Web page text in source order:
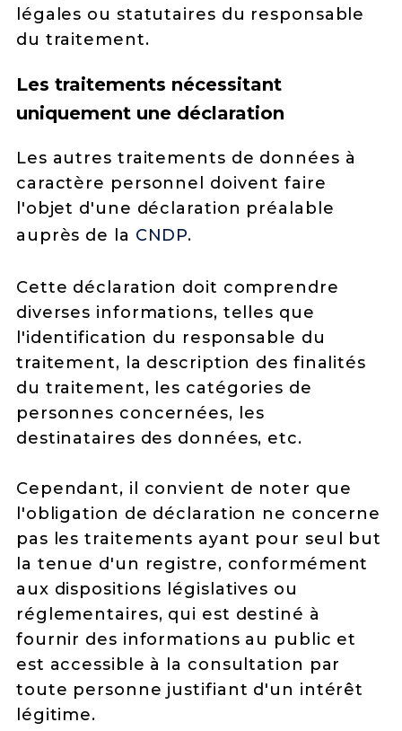
légales ou statutaires du responsable
du traitement.
Les traitements nécessitant
uniquement une déclaration
Les autres traitements de données à
caractère personnel doivent faire
l'objet d'une déclaration préalable
auprès de la CNDP.
Cette déclaration doit comprendre
diverses informations, telles que
l'identification du responsable du
traitement, la description des finalités
du traitement, les catégories de
personnes concernées, les
destinataires des données, etc.
Cependant, il convient de noter que
l'obligation de déclaration ne concerne
pas les traitements ayant pour seul but
la tenue d'un registre, conformément
aux dispositions législatives ou
réglementaires, qui est destiné à
fournir des informations au public et
est accessible à la consultation par
toute personne justifiant d'un intérêt
légitime.